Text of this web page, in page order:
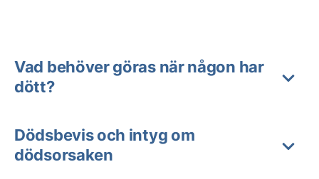
Vad behöver göras när någon har
dött?
Dödsbevis och intyg om
dödsorsaken